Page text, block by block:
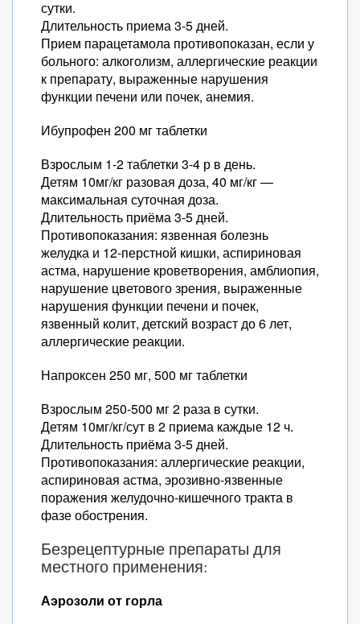
сутки.
Длительность приема 3-5 дней.
Прием парацетамола противопоказан, если у
больного: алкоголизм, аллергические реакции
к препарату, выраженные нарушения
функции печени или почек, анемия.
Ибупрофен 200 мг таблетки
Взрослым 1-2 таблетки 3-4 р в день.
Детям 10мг/кг разовая доза, 40 мг/кг —
максимальная суточная доза.
Длительность приёма 3-5 дней.
Противопоказания: язвенная болезнь
желудка и 12-перстной кишки, аспириновая
астма, нарушение кроветворения, амблиопия,
нарушение цветового зрения, выраженные
нарушения функции печени и почек,
язвенный колит, детский возраст до 6 лет,
аллергические реакции.
Напроксен 250 мг, 500 мг таблетки
Взрослым 250-500 мг 2 раза в сутки.
Детям 10мг/кг/сут в 2 приема каждые 12 ч.
Длительность приёма 3-5 дней.
Противопоказания: аллергические реакции,
аспириновая астма, эрозивно-язвенные
поражения желудочно-кишечного тракта в
фазе обострения.
Безрецептурные препараты для
местного применения:
Аэрозоли от горла